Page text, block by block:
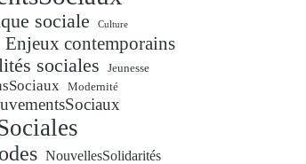
sociale Culture
Enjeux contemporains
sociales Jeunesse
Modernité
NouvellesSolidarités